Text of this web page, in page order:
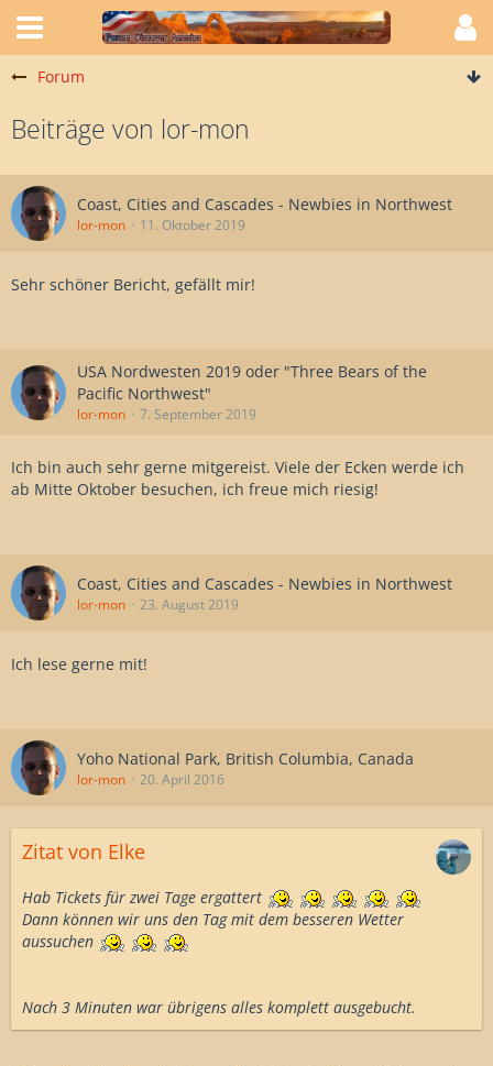
Forum
Beiträge von lor-mon
Coast, Cities and Cascades - Newbies in Northwest
lor-mon 11. Oktober 2019
Sehr schöner Bericht, gefällt mir!
USA Nordwesten 2019 oder "Three Bears of the
Pacific Northwest"
lor-mon 7. September 2019
Ich bin auch sehr gerne mitgereist. Viele der Ecken werde ich
ab Mitte Oktober besuchen, ich freue mich riesig!
Coast, Cities and Cascades - Newbies in Northwest
lor-mon 23. August 2019
Ich lese gerne mit!
Yoho National Park, British Columbia, Canada
lor-mon 20. April 2016
Zitat von Elke
Hab Tickets für zwei Tage ergattert
Dann können wir uns den Tag mit dem besseren Wetter
aussuchen
Nach 3 Minuten war übrigens alles komplett ausgebucht.